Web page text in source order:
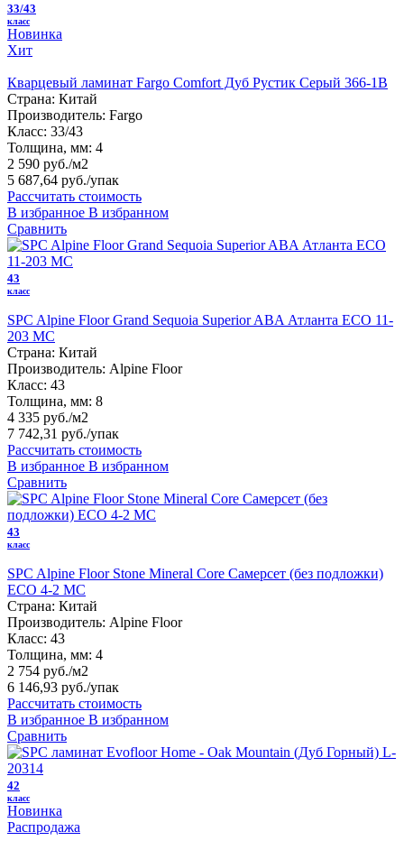
33/43
класс
Новинка
Хит
Кварцевый ламинат Fargo Comfort Дуб Рустик Серый 366-1B
Страна: Китай
Производитель: Fargo
Класс: 33/43
Толщина, мм: 4
2 590 руб./м2
5 687,64 руб./упак
Рассчитать стоимость
В избранное В избранном
Сравнить
43
класс
SPC Alpine Floor Grand Sequoia Superior ABA Атланта ECO 11-
203 MC
Страна: Китай
Производитель: Alpine Floor
Класс: 43
Толщина, мм: 8
4 335 руб./м2
7 742,31 руб./упак
Рассчитать стоимость
В избранное В избранном
Сравнить
43
класс
SPC Alpine Floor Stone Mineral Core Самерсет (без подложки)
ЕСО 4-2 MC
Страна: Китай
Производитель: Alpine Floor
Класс: 43
Толщина, мм: 4
2 754 руб./м2
6 146,93 руб./упак
Рассчитать стоимость
В избранное В избранном
Сравнить
42
класс
Новинка
Распродажа